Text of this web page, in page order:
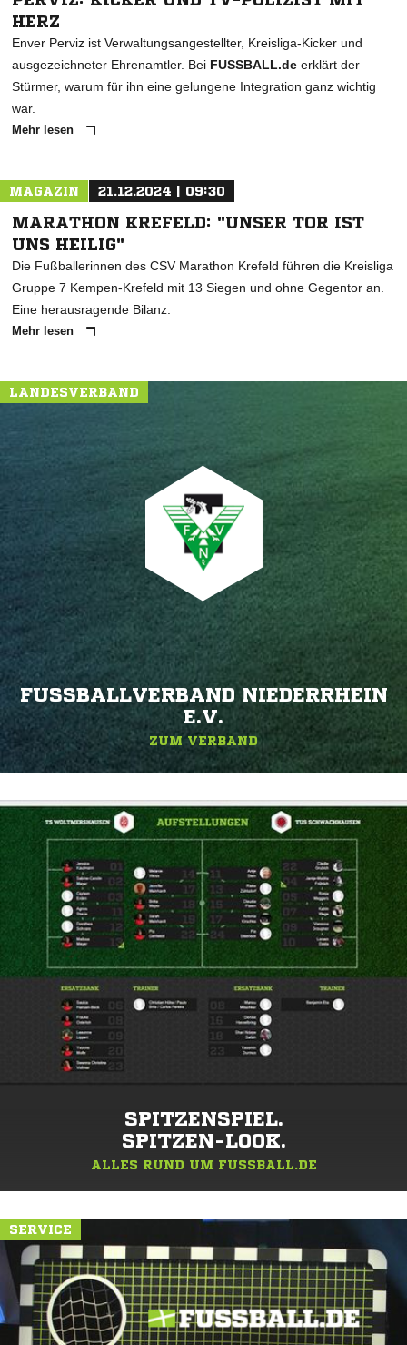
HERZ
Enver Perviz ist Verwaltungsangestellter, Kreisliga-Kicker und
ausgezeichneter Ehrenamtler. Bei FUSSBALL.de erklärt der
Stürmer, warum für ihn eine gelungene Integration ganz wichtig
war.
Mehr lesen
MAGAZIN 21.12.2024 | 09:30
MARATHON KREFELD: "UNSER TOR IST
UNS HEILIG"
Die Fußballerinnen des CSV Marathon Krefeld führen die Kreisliga
Gruppe 7 Kempen-Krefeld mit 13 Siegen und ohne Gegentor an.
Eine herausragende Bilanz.
Mehr lesen
LANDESVERBAND
FUSSBALLVERBAND NIEDERRHEIN E
.V.
ZUM VERBAND
SPITZENSPIEL.
SPITZEN-LOOK.
ALLES RUND UM FUSSBALL.DE
SERVICE